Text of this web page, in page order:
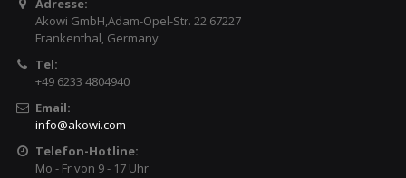
Adresse:
Akowi GmbH,Adam-Opel-Str. 22 67227
Frankenthal, Germany
Tel:
+49 6233 4804940
Email:
info@akowi.com
Telefon-Hotline:
Mo - Fr von 9 - 17 Uhr